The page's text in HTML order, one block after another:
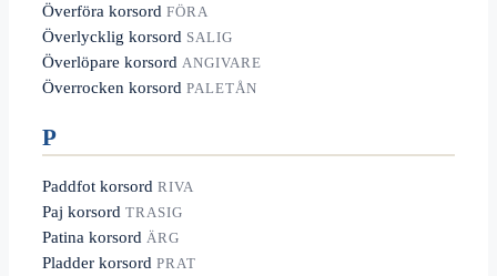
Överföra korsord FÖRA
Överlycklig korsord SALIG
Överlöpare korsord ANGIVARE
Överrocken korsord PALETÅN
P
Paddfot korsord RIVA
Paj korsord TRASIG
Patina korsord ÄRG
Pladder korsord PRAT